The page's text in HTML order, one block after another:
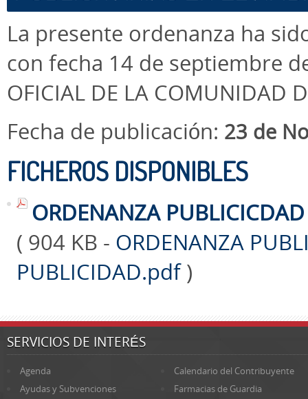
La presente ordenanza ha
con fecha 14 de septiembre
OFICIAL DE LA COMUNIDAD
Fecha de publicación: 23 de
FICHEROS DISPONIBLES
ORDENANZA
( 904 KB - ORDENANZA
PUBLICIDAD.pdf)
SERVICIOS DE INTERÉS
Agenda
Calendario del Contribuyente
Ayudas y Subvenciones
Farmacias de Guardia